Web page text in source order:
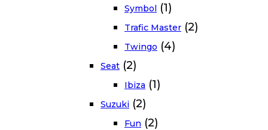
Symbol (1)
Trafic Master (2)
Twingo (4)
Seat (2)
Ibiza (1)
Suzuki (2)
Fun (2)